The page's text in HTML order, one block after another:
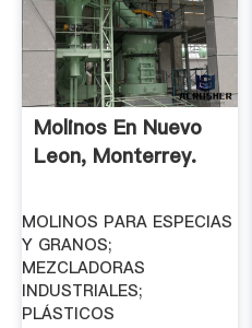
Molinos En Nuevo
Leon, Monterrey.
MOLINOS PARA ESPECIAS
Y GRANOS;
MEZCLADORAS
INDUSTRIALES;
PLÁSTICOS